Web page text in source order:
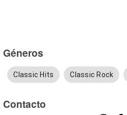
Géneros
Classic Hits Classic Rock
Contacto